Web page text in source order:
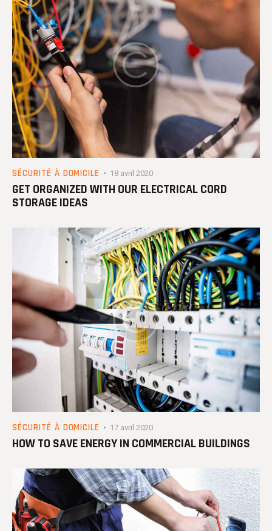
SÉCURITÉ À DOMICILE 18 avril 2020
GET ORGANIZED WITH OUR ELECTRICAL CORD
STORAGE IDEAS
SÉCURITÉ À DOMICILE 17 avril 2020
HOW TO SAVE ENERGY IN COMMERCIAL BUILDINGS